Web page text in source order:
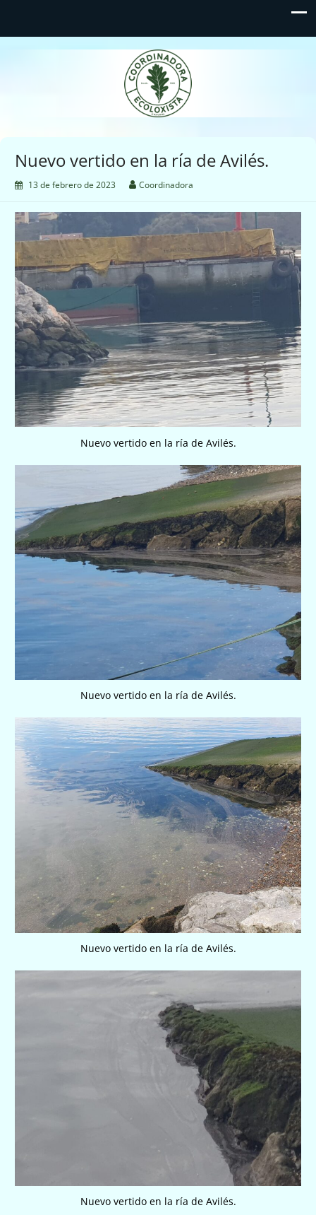
Coordinadora Ecoloxista
d'Asturies
Nuevo vertido en la ría de Avilés.
13 de febrero de 2023 Coordinadora
Nuevo vertido en la ría de Avilés.
Nuevo vertido en la ría de Avilés.
Nuevo vertido en la ría de Avilés.
Nuevo vertido en la ría de Avilés.